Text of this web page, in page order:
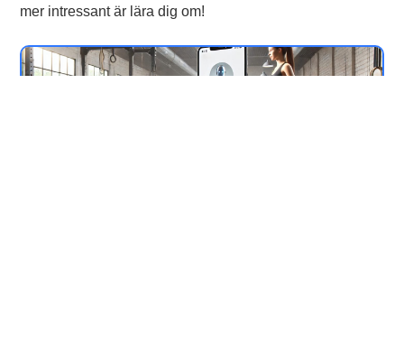
mer intressant är lära dig om!
5/6/2026